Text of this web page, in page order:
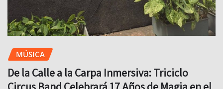
MÚSICA
De la Calle a la Carpa Inmersiva: Triciclo